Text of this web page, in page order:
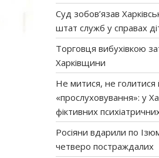
Суд зобов’язав
штат служб у справах
Торговця вибухівкою
Харківщини
Не митися, не голитися
«прослуховування»: у
фіктивних
Росіяни вдарили по
четверо постраждалих